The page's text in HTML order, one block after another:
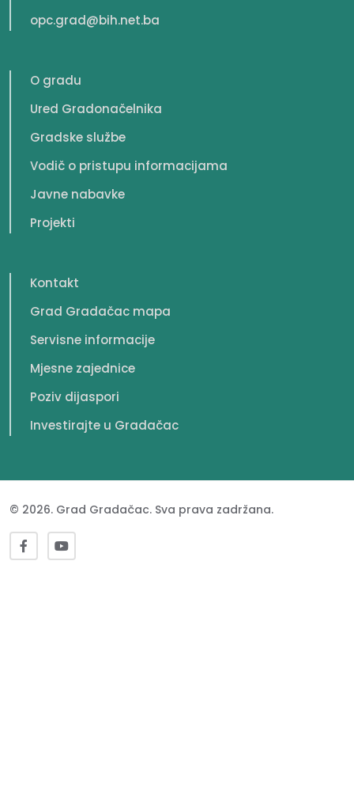
opc.grad@bih.net.ba
O gradu
Ured Gradonačelnika
Gradske službe
Vodič o pristupu informacijama
Javne nabavke
Projekti
Kontakt
Grad Gradačac mapa
Servisne informacije
Mjesne zajednice
Poziv dijaspori
Investirajte u Gradačac
© 2026. Grad Gradačac. Sva prava zadržana.